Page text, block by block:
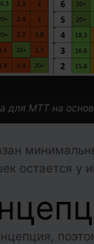
для МТТ на
остается у